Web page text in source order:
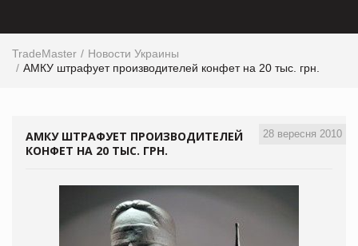
TradeMaster
Новости Украины
АМКУ штрафует производителей конфет на 20 тыс. грн.
28 вересня 2010
АМКУ ШТРАФУЕТ ПРОИЗВОДИТЕЛЕЙ
КОНФЕТ НА 20 ТЫС. ГРН.